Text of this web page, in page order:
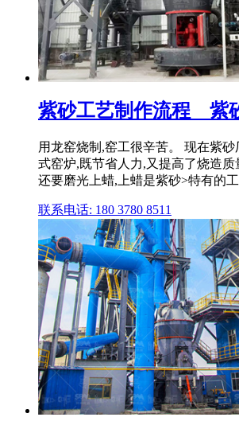
紫砂工艺制作流程__紫
用龙窑烧制,窑工很辛苦。 现在紫
式窑炉,既节省人力,又提高了烧造
还要磨光上蜡,上蜡是紫砂>特有的
联系电话: 180 3780 8511